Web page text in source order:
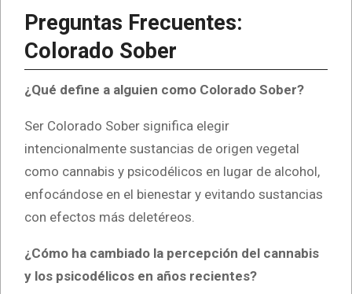
Preguntas Frecuentes:
Colorado Sober
¿Qué define a alguien como Colorado Sober?
Ser Colorado Sober significa elegir
intencionalmente sustancias de origen vegetal
como cannabis y psicodélicos en lugar de alcohol,
enfocándose en el bienestar y evitando sustancias
con efectos más deletéreos.
¿Cómo ha cambiado la percepción del cannabis
y los psicodélicos en años recientes?